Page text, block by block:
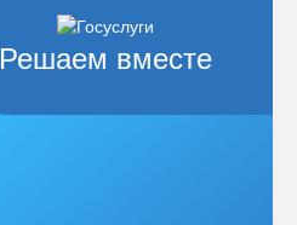
Решаем вместе